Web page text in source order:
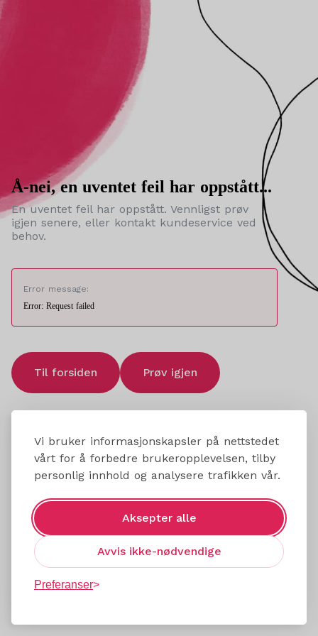
Vi bruker informasjonskapsler på nettstedet
vårt for å forbedre brukeropplevelsen, tilby
personlig innhold og analysere trafikken vår.
Aksepter alle
Avvis ikke-nødvendige
Preferanser
Å-nei, en uventet feil har oppstått...
En uventet feil har oppstått. Vennligst prøv
igjen senere, eller kontakt kundeservice ved
behov.
Error message:
Error: Request failed
Til forsiden Prøv igjen